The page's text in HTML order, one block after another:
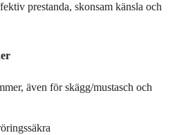
prestanda, skonsam känsla och
även för skägg/mustasch och